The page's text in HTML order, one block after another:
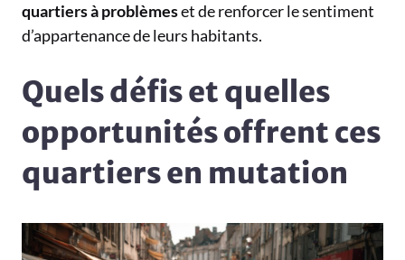
quartiers à problèmeset de renforcer le sentiment
d’appartenance de leurs habitants.
Quels défis et quelles
opportunités offrent ces
quartiers en mutation